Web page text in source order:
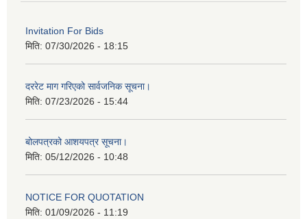
Invitation For Bids
मिति: 07/30/2026 - 18:15
दररेट माग गरिएको सार्वजनिक सूचना।
मिति: 07/23/2026 - 15:44
बोलपत्रको आशयपत्र सूचना।
मिति: 05/12/2026 - 10:48
NOTICE FOR QUOTATION
मिति: 01/09/2026 - 11:19